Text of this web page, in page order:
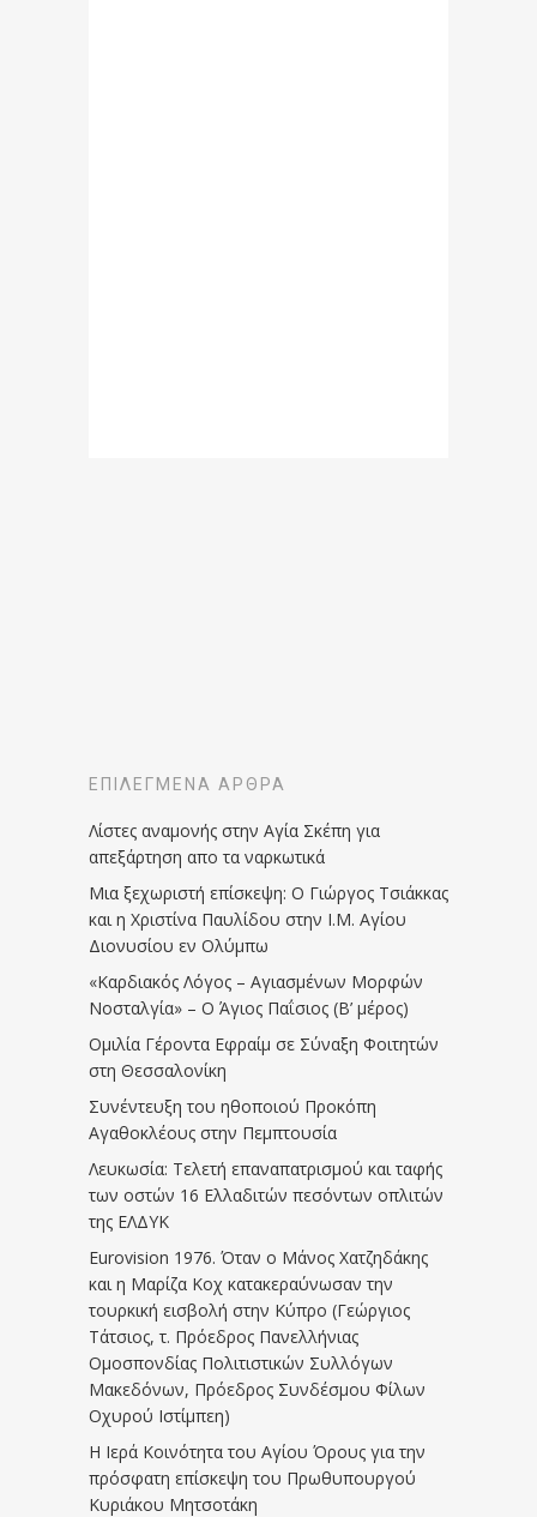
ΕΠΙΛΕΓΜΈΝΑ ΆΡΘΡΑ
Λίστες αναμονής στην Αγία Σκέπη για
απεξάρτηση απο τα ναρκωτικά
Μια ξεχωριστή επίσκεψη: Ο Γιώργος Τσιάκκας
και η Χριστίνα Παυλίδου στην Ι.Μ. Αγίου
Διονυσίου εν Ολύμπω
«Καρδιακός Λόγος – Αγιασμένων Μορφών
Νοσταλγία» – Ο Άγιος Παΐσιος (Β’ μέρος)
Ομιλία Γέροντα Εφραίμ σε Σύναξη Φοιτητών
στη Θεσσαλονίκη
Συνέντευξη του ηθοποιού Προκόπη
Αγαθοκλέους στην Πεμπτουσία
Λευκωσία: Τελετή επαναπατρισμού και ταφής
των οστών 16 Ελλαδιτών πεσόντων οπλιτών
της ΕΛΔΥΚ
Eurovision 1976. Όταν ο Μάνος Χατζηδάκης
και η Μαρίζα Κοχ κατακεραύνωσαν την
τουρκική εισβολή στην Κύπρο (Γεώργιος
Τάτσιος, τ. Πρόεδρος Πανελλήνιας
Ομοσπονδίας Πολιτιστικών Συλλόγων
Μακεδόνων, Πρόεδρος Συνδέσμου Φίλων
Οχυρού Ιστίμπεη)
Η Ιερά Κοινότητα του Αγίου Όρους για την
πρόσφατη επίσκεψη του Πρωθυπουργού
Κυριάκου Μητσοτάκη